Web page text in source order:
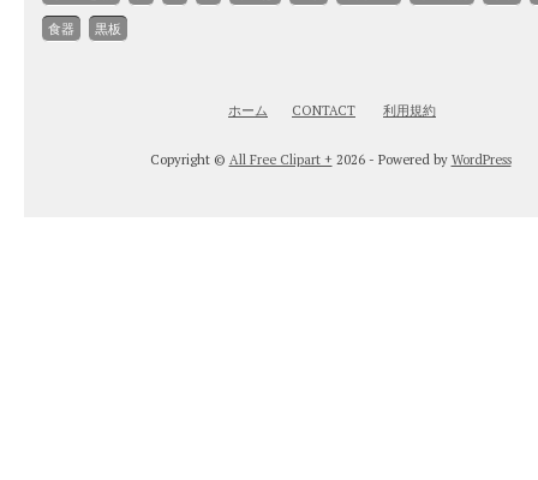
食器 黒板
ホーム CONTACT 利用規約
Copyright © All Free Clipart + 2026 - Powered by WordPress